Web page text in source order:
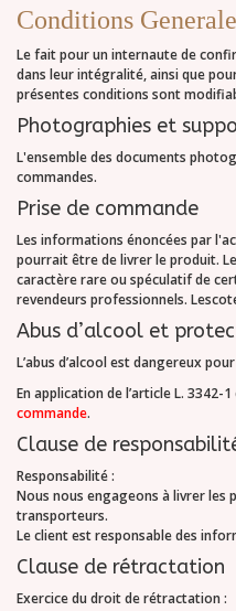
Conditions
Le fait pour un internaute de
dans leur intégralité, ainsi que
présentes conditions sont
Photographies et
L'ensemble des documents
commandes.
Prise de commande
Les informations énoncées par
pourrait être de livrer le produit.
caractère rare ou spéculatif de
revendeurs professionnels.
Abus d’alcool et
L’abus d’alcool est dangereux
En application de l’article L. 3342-
commande.
Clause de
Responsabilité :
Nous nous engageons à livrer les
transporteurs.
Le client est responsable des
Clause de rétractation
Exercice du droit de rétractation :